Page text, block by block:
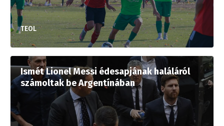
TEOL
Ismét Lionel Messi édesapjának haláláról
számoltak be Argentínában